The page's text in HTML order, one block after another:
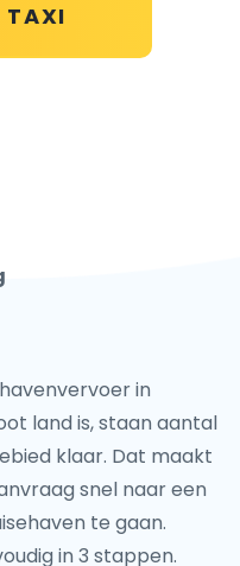
TAXI
in
land is, staan aantal
klaar. Dat maakt
snel naar een
te gaan.
in 3 stappen.